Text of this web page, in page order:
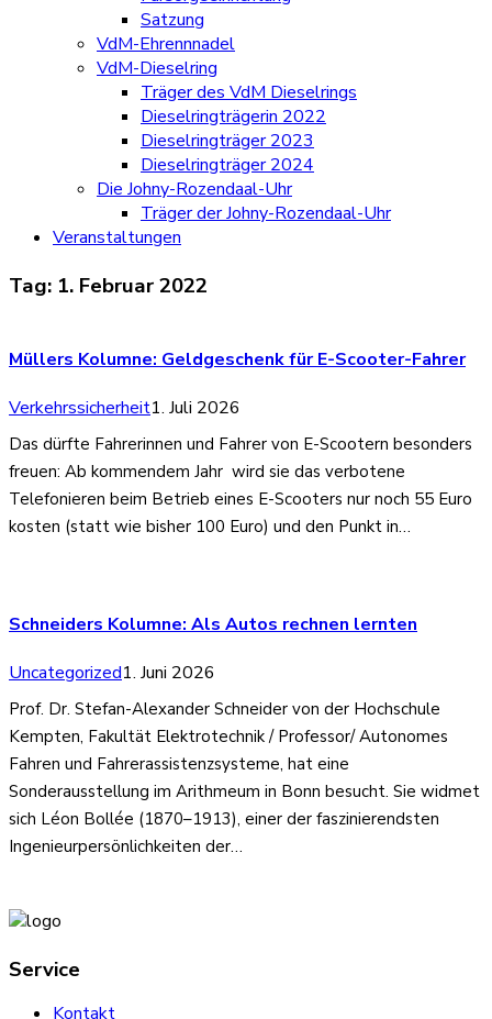
Satzung
VdM-Ehrennnadel
VdM-Dieselring
Träger des VdM Dieselrings
Dieselringträgerin 2022
Dieselringträger 2023
Dieselringträger 2024
Die Johny-Rozendaal-Uhr
Träger der Johny-Rozendaal-Uhr
Veranstaltungen
Tag: 1. Februar 2022
Müllers Kolumne: Geldgeschenk für E-Scooter-Fahrer
Verkehrssicherheit1. Juli 2026
Das dürfte Fahrerinnen und Fahrer von E-Scootern besonders
freuen: Ab kommendem Jahr wird sie das verbotene
Telefonieren beim Betrieb eines E-Scooters nur noch 55 Euro
kosten (statt wie bisher 100 Euro) und den Punkt in…
Schneiders Kolumne: Als Autos rechnen lernten
Uncategorized1. Juni 2026
Prof. Dr. Stefan-Alexander Schneider von der Hochschule
Kempten, Fakultät Elektrotechnik / Professor/ Autonomes
Fahren und Fahrerassistenzsysteme, hat eine
Sonderausstellung im Arithmeum in Bonn besucht. Sie widmet
sich Léon Bollée (1870–1913), einer der faszinierendsten
Ingenieurpersönlichkeiten der…
Service
Kontakt